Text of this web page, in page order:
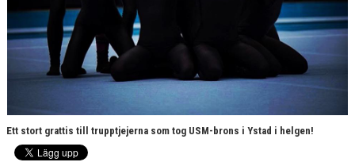
Ett stort grattis till trupptjejerna som tog USM-brons i Ystad i helgen!